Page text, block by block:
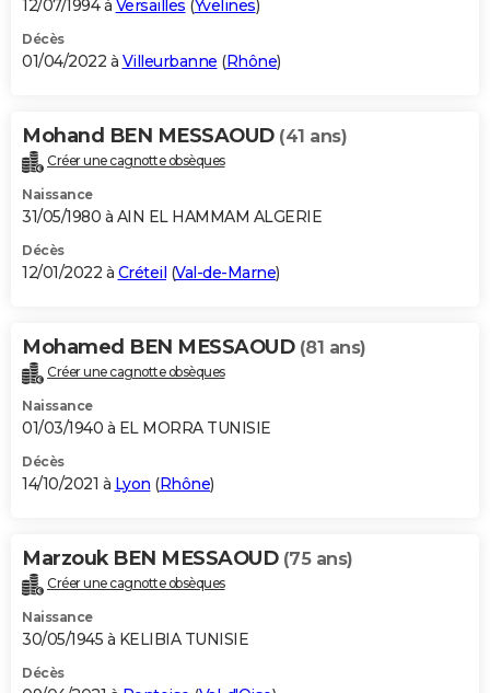
12/07/1994 à Versailles (Yvelines)
Décès
01/04/2022 à Villeurbanne (Rhône)
Mohand BEN MESSAOUD (41 ans)
Créer une cagnotte obsèques
Naissance
31/05/1980 à AIN EL HAMMAM ALGERIE
Décès
12/01/2022 à Créteil (Val-de-Marne)
Mohamed BEN MESSAOUD (81 ans)
Créer une cagnotte obsèques
Naissance
01/03/1940 à EL MORRA TUNISIE
Décès
14/10/2021 à Lyon (Rhône)
Marzouk BEN MESSAOUD (75 ans)
Créer une cagnotte obsèques
Naissance
30/05/1945 à KELIBIA TUNISIE
Décès